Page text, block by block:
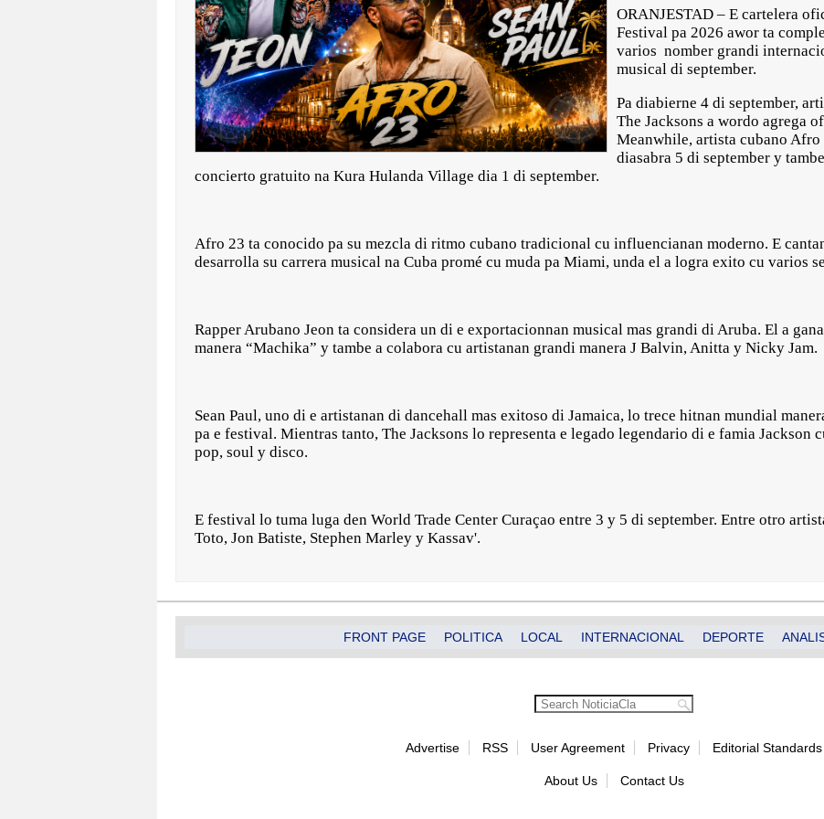
ORANJESTAD – E cartelera
Festival pa 2026 awor ta
varios nomber grandi
musical di september.
Pa diabierne 4 di september,
The Jacksons a wordo agrega
Meanwhile, artista cubano
diasabra 5 di september y
concierto gratuito na Kura Hulanda Village dia 1 di september.
Afro 23 ta conocido pa su mezcla di ritmo cubano tradicional cu influencianan moderno. E
desarrolla su carrera musical na Cuba promé cu muda pa Miami, unda el a logra exito cu varios
Rapper Arubano Jeon ta considera un di e exportacionnan musical mas grandi di Aruba. El a
manera “Machika” y tambe a colabora cu artistanan grandi manera J Balvin, Anitta y Nicky Jam.
Sean Paul, uno di e artistanan di dancehall mas exitoso di Jamaica, lo trece hitnan mundial
pa e festival. Mientras tanto, The Jacksons lo representa e legado legendario di e famia Jackson
pop, soul y disco.
E festival lo tuma luga den World Trade Center Curaçao entre 3 y 5 di september. Entre otro
Toto, Jon Batiste, Stephen Marley y Kassav'.
FRONT PAGE POLITICA LOCAL INTERNACIONAL DEPORTE
Advertise RSS User Agreement Privacy Editorial Standards
About Us Contact Us